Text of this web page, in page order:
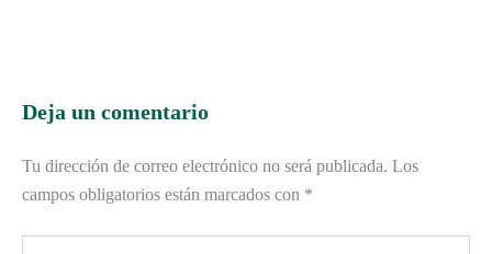
Deja un comentario
Tu dirección de correo electrónico no será publicada. Los
campos obligatorios están marcados con *